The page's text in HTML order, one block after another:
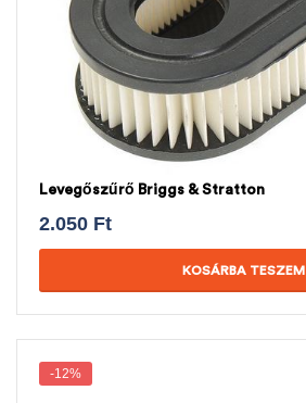
Levegőszűrő Briggs & Stratton
2.050 Ft
KOSÁRBA TESZEM
-12%